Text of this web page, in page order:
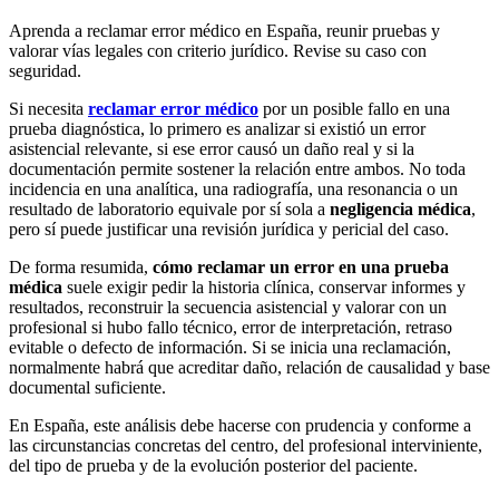
Aprenda a reclamar error médico en España, reunir pruebas y
valorar vías legales con criterio jurídico. Revise su caso con
seguridad.
Si necesita reclamar error médico por un posible fallo en una
prueba diagnóstica, lo primero es analizar si existió un error
asistencial relevante, si ese error causó un daño real y si la
documentación permite sostener la relación entre ambos. No toda
incidencia en una analítica, una radiografía, una resonancia o un
resultado de laboratorio equivale por sí sola a negligencia médica,
pero sí puede justificar una revisión jurídica y pericial del caso.
De forma resumida, cómo reclamar un error en una prueba
médica suele exigir pedir la historia clínica, conservar informes y
resultados, reconstruir la secuencia asistencial y valorar con un
profesional si hubo fallo técnico, error de interpretación, retraso
evitable o defecto de información. Si se inicia una reclamación,
normalmente habrá que acreditar daño, relación de causalidad y base
documental suficiente.
En España, este análisis debe hacerse con prudencia y conforme a
las circunstancias concretas del centro, del profesional interviniente,
del tipo de prueba y de la evolución posterior del paciente.